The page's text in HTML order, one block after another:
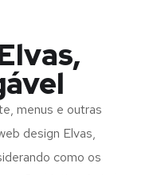
menus e outras
design Elvas,
como os